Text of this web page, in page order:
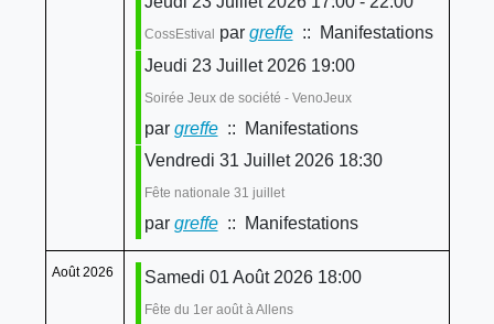
CossEstival par greffe:: Manifestations
Jeudi 23 Juillet 2026 19:00
Soirée Jeux de société - VenoJeux
par greffe:: Manifestations
Vendredi 31 Juillet 2026 18:30
Fête nationale 31 juillet
par greffe:: Manifestations
Août 2026 Samedi 01 Août 2026 18:00
Fête du 1er août à Allens